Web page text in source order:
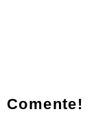
Comente!